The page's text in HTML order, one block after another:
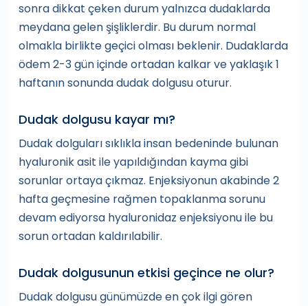
sonra dikkat çeken durum yalnızca dudaklarda
meydana gelen şişliklerdir. Bu durum normal
olmakla birlikte geçici olması beklenir. Dudaklarda
ödem 2-3 gün içinde ortadan kalkar ve yaklaşık 1
haftanın sonunda dudak dolgusu oturur.
Dudak dolgusu kayar mı?
Dudak dolguları sıklıkla insan bedeninde bulunan
hyaluronik asit ile yapıldığından kayma gibi
sorunlar ortaya çıkmaz. Enjeksiyonun akabinde 2
hafta geçmesine rağmen topaklanma sorunu
devam ediyorsa hyaluronidaz enjeksiyonu ile bu
sorun ortadan kaldırılabilir.
Dudak dolgusunun etkisi geçince ne olur?
Dudak dolgusu günümüzde en çok ilgi gören